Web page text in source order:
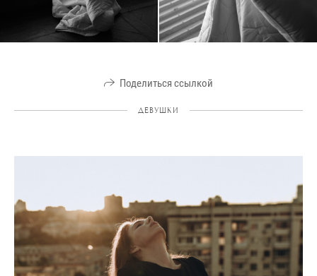
Поделиться ссылкой
ДЕВУШКИ